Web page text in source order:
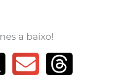
a baixo!